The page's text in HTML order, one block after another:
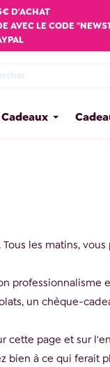
D'ACHAT
AVEC LE CODE
les matins,
professionnalisme
un chèque-
cette page et sur
bien à ce qui ferait